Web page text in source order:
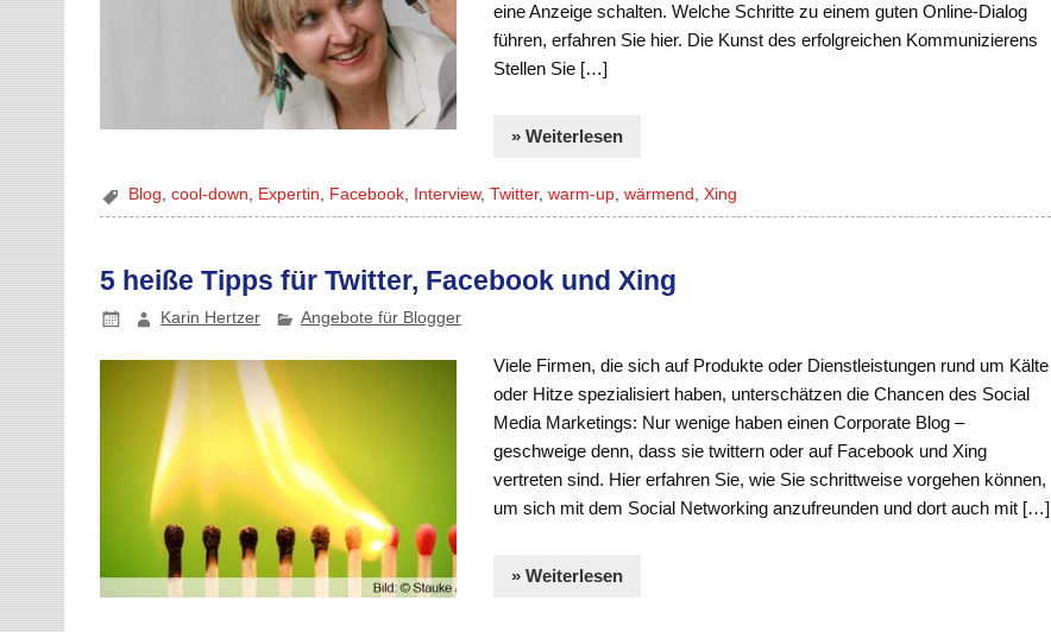
eine Anzeige schalten. Welche Schritte zu einem guten Online-Dialog
führen, erfahren Sie hier. Die Kunst des erfolgreichen Kommunizierens
Stellen Sie […]
» Weiterlesen
Blog,cool-down, Expertin, Facebook, Interview,Twitter,warm-up,wärmend ,Xing
5 heiße Tipps für Twitter, Facebook und Xing
Karin Hertzer Angebote für Blogger
Viele Firmen, die sich auf Produkte oder Dienstleistungen rund um Kälte
oder Hitze spezialisiert haben, unterschätzen die Chancen des Social
Media Marketings: Nur wenige haben einen Corporate Blog –
geschweige denn, dass sie twittern oder auf Facebook und Xing
vertreten sind. Hier erfahren Sie, wie Sie schrittweise vorgehen können,
um sich mit dem Social Networking anzufreunden und dort auch mit […]
» Weiterlesen